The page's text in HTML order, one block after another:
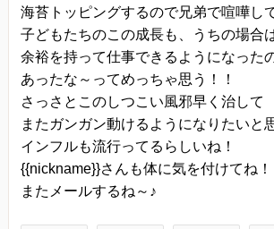
海苔トッピングするので兄弟で喧嘩し
子どもたちのこの成長も、うちの場合
余裕を持って仕事できるようになった
あったな～ってめっちゃ思う！！
さっさとこのしつこい風邪早く治して
またガンガン動けるようになりたいと
インフルも流行ってるらしいね！
{{nickname}}さんも体に気を付けてね！
またメールするね～♪